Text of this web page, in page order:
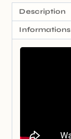
Description